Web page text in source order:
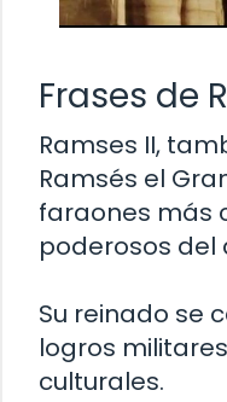
Frases de
Ramses II,
Ramsés el
faraones más
poderosos del
Su reinado se
logros
culturales.